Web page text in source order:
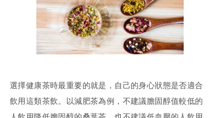
選擇健康茶時最重要的就是，自己的身心狀態是否適合
飲用這類茶飲。以減肥茶為例，不建議膽固醇值較低的